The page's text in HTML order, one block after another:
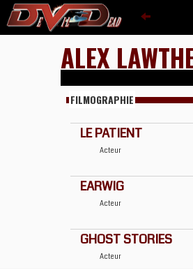
ALEX
FILMOGRAPHIE
LE PATIENT
Acteur
EARWIG
Acteur
GHOST STORIES
Acteur